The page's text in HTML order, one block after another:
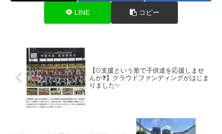
LINE コピー
【⚾️支援という形で子供達を応援しませ
んか❓】クラウドファンディングがはじま
りました✨